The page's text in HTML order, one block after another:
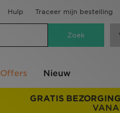
Hulp Traceer mijn bestelling
Offers Nieuw
GRATIS